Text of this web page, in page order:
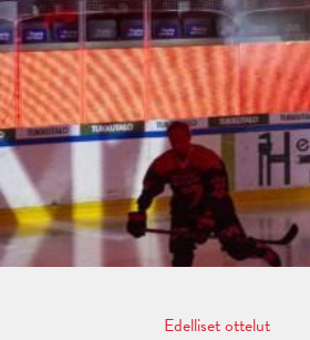
Edelliset ottelut